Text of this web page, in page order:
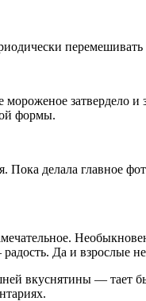
мороженое затвердело
формы.
Пока делала главное
Да и взрослые
вкуснятины — тает